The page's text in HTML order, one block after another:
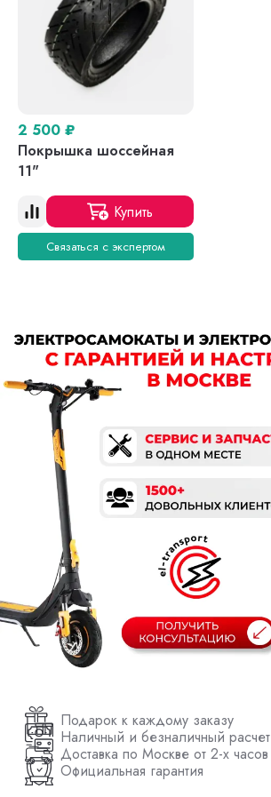
2 500 ₽
Покрышка шоссейная
11"
Купить
Связаться с экспертом
Подарок к каждому заказу
Наличный и безналичный расчет
Доставка по Москве от 2-х часов
Официальная гарантия